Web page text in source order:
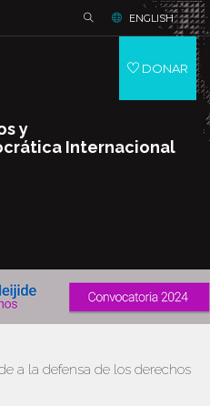
y
Internacional
ENGLISH
DONAR
a la defensa de los derechos